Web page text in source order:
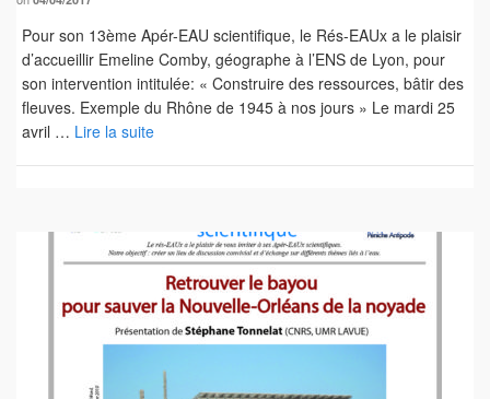
Pour son 13ème Apér-EAU scientifique, le Rés-EAUx a le plaisir
d’accueillir Emeline Comby, géographe à l’ENS de Lyon, pour
son intervention intitulée: « Construire des ressources, bâtir des
fleuves. Exemple du Rhône de 1945 à nos jours » Le mardi 25
avril … Lire la suite